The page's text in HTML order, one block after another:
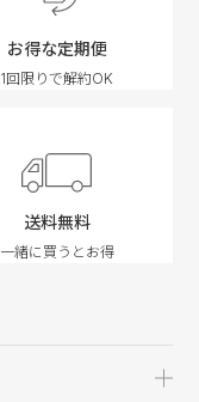
お得な定期便
1回限りで解約OK
送料無料
一緒に買うとお得